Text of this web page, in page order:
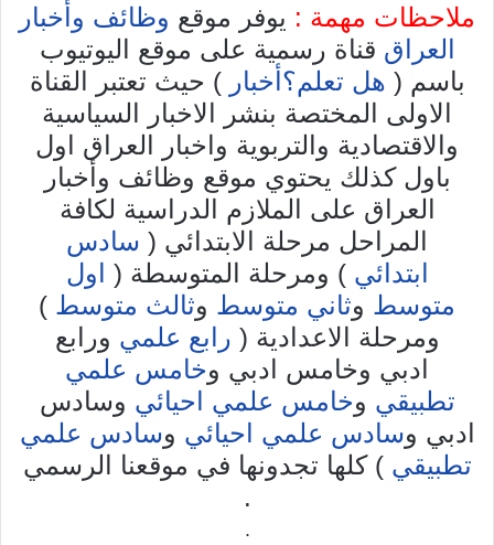
ملاحظات مهمة : يوفر موقع وظائف وأخبار
العراق قناة رسمية على موقع اليوتيوب
باسم ( هل تعلم؟أخبار ) حيث تعتبر القناة
الاولى المختصة بنشر الاخبار السياسية
والاقتصادية والتربوية واخبار العراق اول
باول كذلك يحتوي موقع وظائف وأخبار
العراق على الملازم الدراسية لكافة
المراحل مرحلة الابتدائي ( سادس
ابتدائي ) ومرحلة المتوسطة ( اول
متوسط وثاني متوسط وثالث متوسط )
ومرحلة الاعدادية ( رابع علمي ورابع
ادبي وخامس ادبي وخامس علمي
تطبيقي وخامس علمي احيائي وسادس
ادبي وسادس علمي احيائي وسادس علمي
تطبيقي ) كلها تجدونها في موقعنا الرسمي
.
.